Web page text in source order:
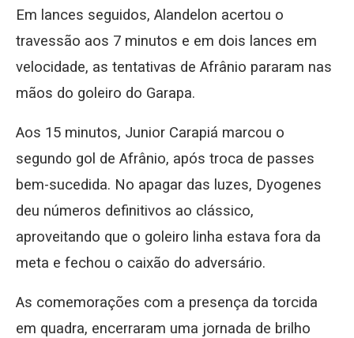
Em lances seguidos, Alandelon acertou o
travessão aos 7 minutos e em dois lances em
velocidade, as tentativas de Afrânio pararam nas
mãos do goleiro do Garapa.
Aos 15 minutos, Junior Carapiá marcou o
segundo gol de Afrânio, após troca de passes
bem-sucedida. No apagar das luzes, Dyogenes
deu números definitivos ao clássico,
aproveitando que o goleiro linha estava fora da
meta e fechou o caixão do adversário.
As comemorações com a presença da torcida
em quadra, encerraram uma jornada de brilho